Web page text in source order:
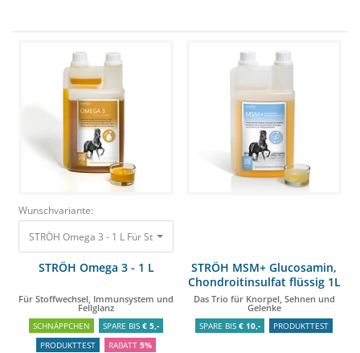
Wunschvariante:
STRÖH Omega 3 - 1 L Für Stoffwechsel, Immunsystem und Fellglanz
STRÖH Omega 3 - 1 L
Für Stoffwechsel, Immunsystem und
Fellglanz
SCHNÄPPCHEN SPARE BIS € 5,-
PRODUKTTEST
RABATT 5%
STRÖH MSM+ Glucosamin,
Chondroitinsulfat flüssig 1L
Das Trio für Knorpel, Sehnen und
Gelenke
SPARE BIS € 10,- PRODUKTTEST